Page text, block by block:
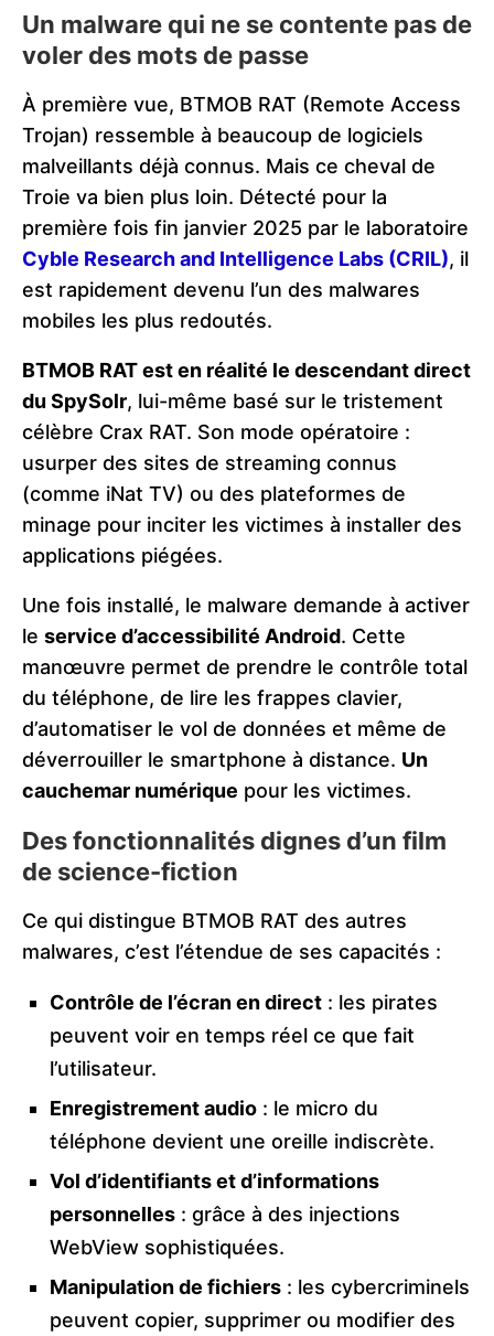
Un malware qui ne se contente pas de
voler des mots de passe
À première vue, BTMOB RAT (Remote Access
Trojan) ressemble à beaucoup de logiciels
malveillants déjà connus. Mais ce cheval de
Troie va bien plus loin. Détecté pour la
première fois fin janvier 2025 par le laboratoire
Cyble Research and Intelligence Labs (CRIL), il
est rapidement devenu l’un des malwares
mobiles les plus redoutés.
BTMOB RAT est en réalité le descendant direct
du SpySolr, lui-même basé sur le tristement
célèbre Crax RAT. Son mode opératoire :
usurper des sites de streaming connus
(comme iNat TV) ou des plateformes de
minage pour inciter les victimes à installer des
applications piégées.
Une fois installé, le malware demande à activer
le service d’accessibilité Android. Cette
manœuvre permet de prendre le contrôle total
du téléphone, de lire les frappes clavier,
d’automatiser le vol de données et même de
déverrouiller le smartphone à distance. Un
cauchemar numérique pour les victimes.
Des fonctionnalités dignes d’un film
de science-fiction
Ce qui distingue BTMOB RAT des autres
malwares, c’est l’étendue de ses capacités :
Contrôle de l’écran en direct : les pirates
peuvent voir en temps réel ce que fait
l’utilisateur.
Enregistrement audio : le micro du
téléphone devient une oreille indiscrète.
Vol d’identifiants et d’informations
personnelles : grâce à des injections
WebView sophistiquées.
Manipulation de fichiers : les cybercriminels
peuvent copier, supprimer ou modifier des